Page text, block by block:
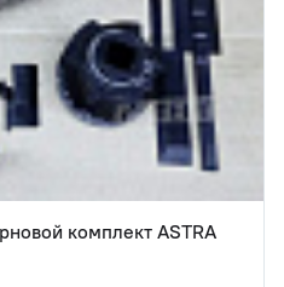
комплект ASTRA